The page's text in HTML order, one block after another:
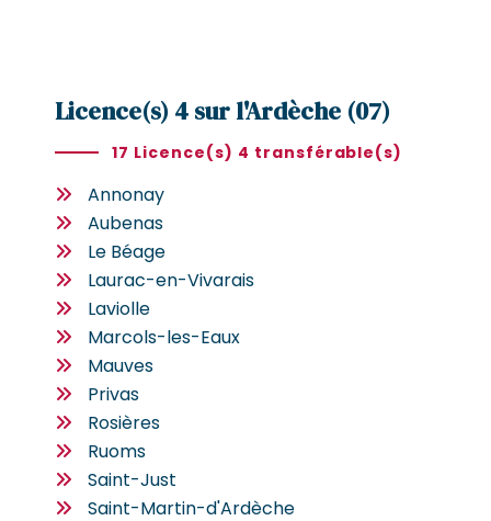
Licence(s) 4 sur l'Ardèche (07)
17 Licence(s) 4 transférable(s)
Annonay
Aubenas
Le Béage
Laurac-en-Vivarais
Laviolle
Marcols-les-Eaux
Mauves
Privas
Rosières
Ruoms
Saint-Just
Saint-Martin-d'Ardèche